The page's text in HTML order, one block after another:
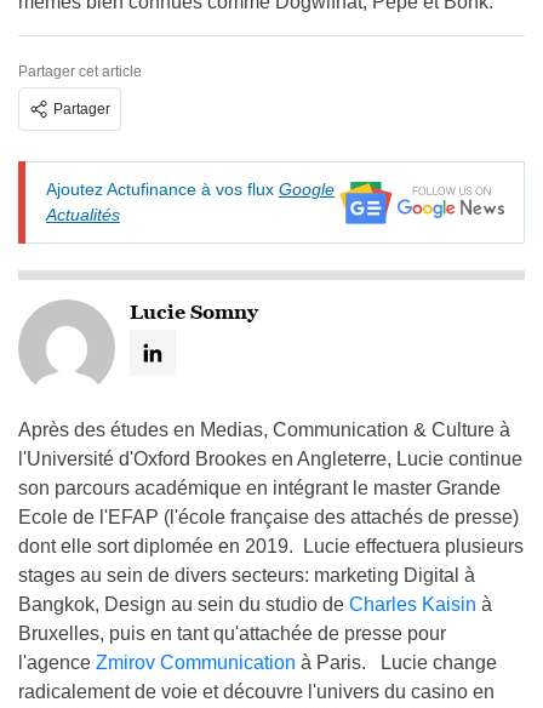
Partager cet article
Partager
Ajoutez Actufinance à vos flux Google
Actualités
Lucie Somny
Après des études en Medias, Communication & Culture à
l'Université d'Oxford Brookes en Angleterre, Lucie continue
son parcours académique en intégrant le master Grande
Ecole de l'EFAP (l'école française des attachés de presse)
dont elle sort diplomée en 2019. Lucie effectuera plusieurs
stages au sein de divers secteurs: marketing Digital à
Bangkok, Design au sein du studio de Charles Kaisin à
Bruxelles, puis en tant qu'attachée de presse pour
l'agence Zmirov Communication à Paris. Lucie change
radicalement de voie et découvre l'univers du casino en